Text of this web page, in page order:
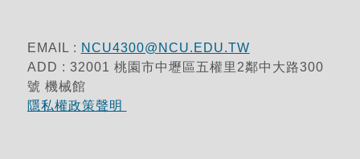
EMAIL : NCU4300@NCU.EDU.TW
ADD : 32001 桃園市中壢區五權里2鄰中大路300
號 機械館
隱私權政策聲明